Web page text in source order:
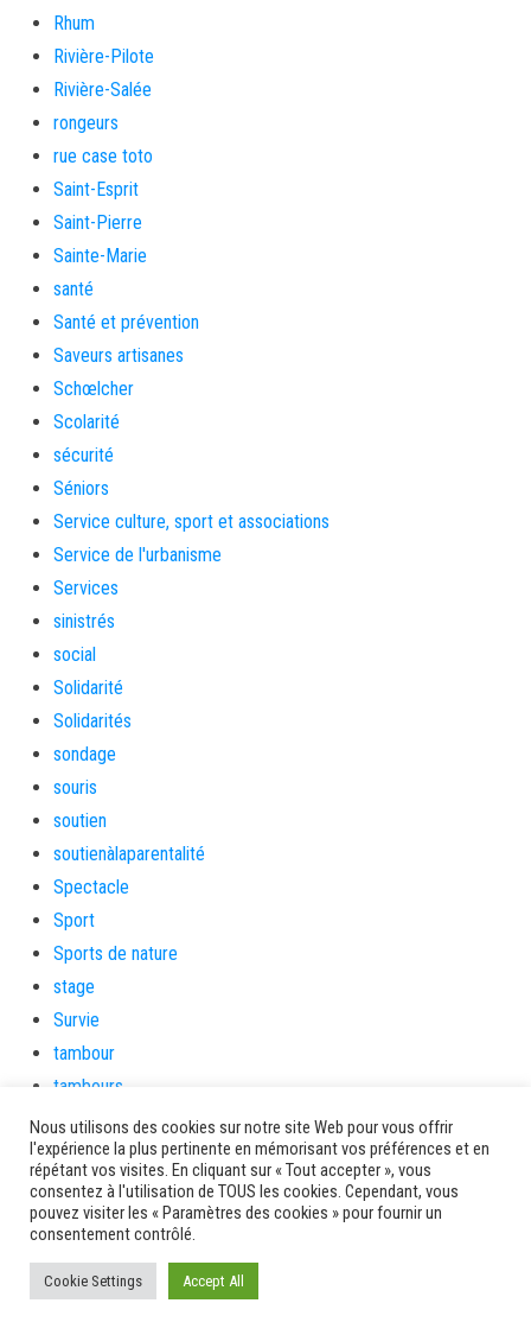
Rhum
Rivière-Pilote
Rivière-Salée
rongeurs
rue case toto
Saint-Esprit
Saint-Pierre
Sainte-Marie
santé
Santé et prévention
Saveurs artisanes
Schœlcher
Scolarité
sécurité
Séniors
Service culture, sport et associations
Service de l'urbanisme
Services
sinistrés
social
Solidarité
Solidarités
sondage
souris
soutien
soutienàlaparentalité
Spectacle
Sport
Sports de nature
stage
Survie
tambour
tambours
tempetetropicale
Terres de patrimoine et de culture
Terres gourmandes
théâtre
toussaint
Nous utilisons des cookies sur notre site Web pour vous offrir
l'expérience la plus pertinente en mémorisant vos préférences et en
répétant vos visites. En cliquant sur « Tout accepter », vous
consentez à l'utilisation de TOUS les cookies. Cependant, vous
pouvez visiter les « Paramètres des cookies » pour fournir un
consentement contrôlé.
Cookie Settings Accept All